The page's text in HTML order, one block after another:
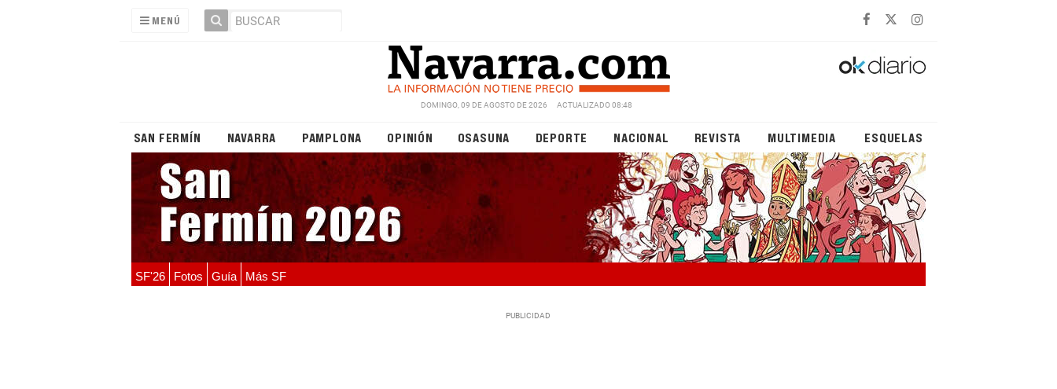
MENÚ
DOMINGO, 09 DE AGOSTO DE 2026 ACTUALIZADO 08:48
SAN FERMÍN NAVARRA PAMPLONA OPINIÓN OSASUNA DEPORTE NACIONAL REVISTA MULTIMEDIA ESQUELAS
SF'26 Fotos Guía Más SF